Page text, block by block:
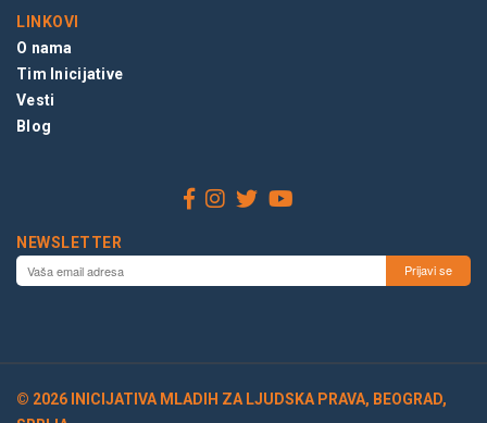
LINKOVI
O nama
Tim Inicijative
Vesti
Blog
NEWSLETTER
© 2026 INICIJATIVA MLADIH ZA LJUDSKA PRAVA, BEOGRAD,